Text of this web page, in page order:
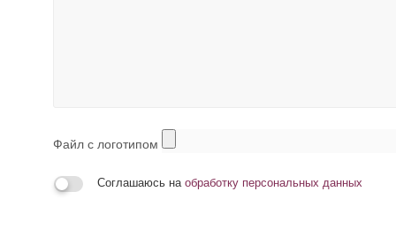
Файл с логотипом
Соглашаюсь на обработку персональных данных